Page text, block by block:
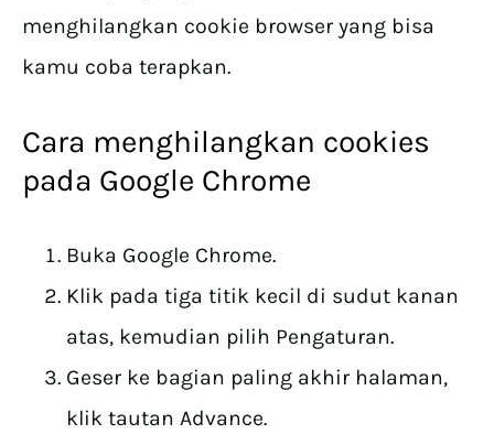
menghilangkan cookie browser yang bisa
kamu coba terapkan.
Cara menghilangkan cookies
pada Google Chrome
Buka Google Chrome.
Klik pada tiga titik kecil di sudut kanan
atas, kemudian pilih Pengaturan.
Geser ke bagian paling akhir halaman,
klik tautan Advance.